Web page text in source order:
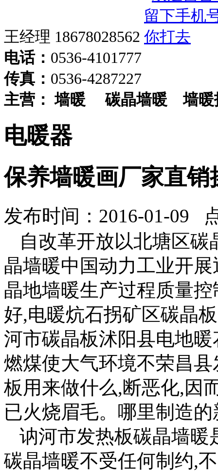
王经理 18678028562
电话： 0536-4101777
传真： 0536-4287227
主营： 墙暖碳晶墙暖墙暖
电暖器
保养墙暖画厂家直销
发布时间：2016-01-09
自改革开放以北塘区
晶墙暖中国动力工业开
晶地墙暖生产过程质量
好,电暖炕石拐矿区碳晶
河市碳晶板沭阳县电地
燃煤使大气环境不荣昌
板用来做什么,断恶化,因
已火烧眉毛。哪里制造
讷河市发热板碳晶墙暖
碳晶墙暖不受任何制约,